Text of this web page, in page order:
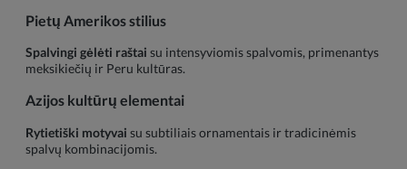
Pietų Amerikos stilius
Spalvingi gėlėti raštai su intensyviomis spalvomis, primenantys
meksikiečių ir Peru kultūras.
Azijos kultūrų elementai
Rytietiški motyvai su subtiliais ornamentais ir tradicinėmis
spalvų kombinacijomis.